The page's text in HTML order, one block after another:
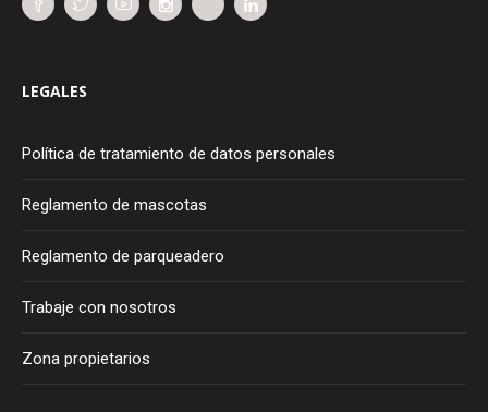
LEGALES
Política de tratamiento de datos personales
Reglamento de mascotas
Reglamento de parqueadero
Trabaje con nosotros
Zona propietarios